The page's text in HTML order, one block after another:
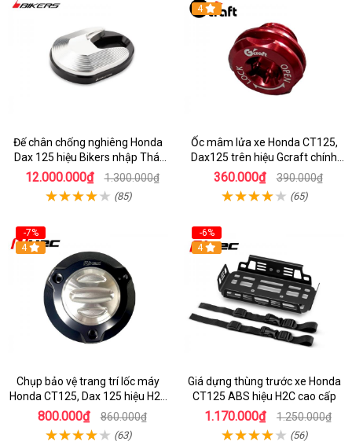
Đế chân chống nghiêng Honda
Dax 125 hiệu Bikers nhập Thái
chính hãng
12.000.000₫ 1.300.000₫
(85)
4
Ốc mâm lửa xe Honda CT125,
Dax125 trên hiệu Gcraft chính
hãng nhập Thái
360.000₫ 390.000₫
(65)
-7%
4
Chụp bảo vệ trang trí lốc máy
Honda CT125, Dax 125 hiệu H2C
nhập Thái
800.000₫ 860.000₫
(63)
-6%
4
Giá dựng thùng trước xe Honda
CT125 ABS hiệu H2C cao cấp
1.170.000₫ 1.250.000₫
(56)